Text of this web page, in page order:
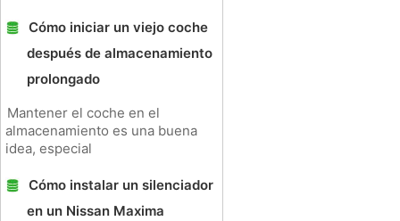
Cómo iniciar un viejo coche
después de almacenamiento
prolongado
Mantener el coche en el
almacenamiento es una buena
idea, especial
Cómo instalar un silenciador
en un Nissan Maxima